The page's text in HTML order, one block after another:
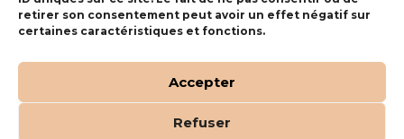
retirer son consentement peut avoir un effet négatif sur
certaines caractéristiques et fonctions.
Accepter
Refuser
Fixe:04 27 50 24 50
Mobile:06 69 44 48 83
Orocom .